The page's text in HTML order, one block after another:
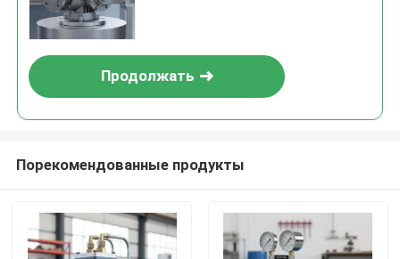
автоматизации и управления
гидравлическими системами
Продолжать
Порекомендованные продукты